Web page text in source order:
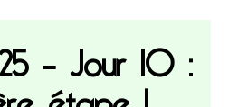
– Jour 10 :